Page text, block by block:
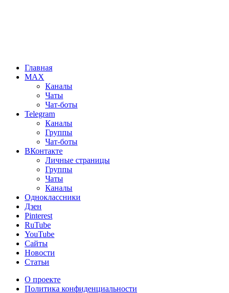
Главная
MAX
Каналы
Чаты
Чат-боты
Telegram
Каналы
Группы
Чат-боты
ВКонтакте
Личные страницы
Группы
Чаты
Каналы
Одноклассники
Дзен
Pinterest
RuTube
YouTube
Сайты
Новости
Статьи
О проекте
Политика конфиденциальности